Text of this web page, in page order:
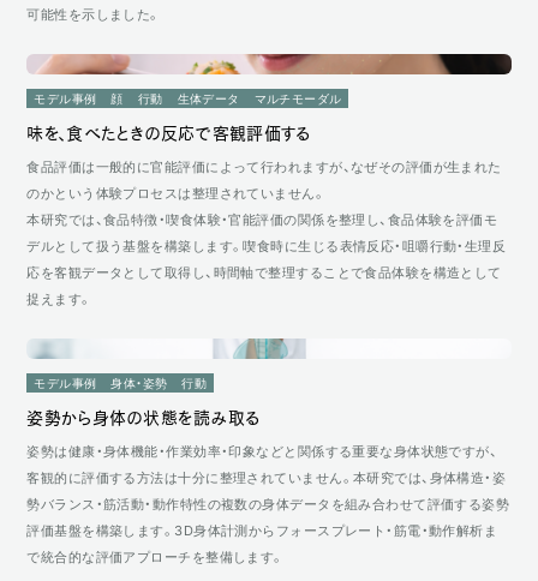
体験評価
コンディション評価
感性評価
評価手法開発
計測環境構築
Industry
食品・飲料
研究・アカデミア
製造・プロダクト
汎用
Usage
可能性を示しました。
モデル事例 顔 行動 生体データ マルチモーダル
味を、食べたときの反応で客観評価する
食品評価は一般的に官能評価によって行われますが、なぜその評価が生まれた
のかという体験プロセスは整理されていません。
本研究では、食品特徴・喫食体験・官能評価の関係を整理し、食品体験を評価モ
デルとして扱う基盤を構築します。喫食時に生じる表情反応・咀嚼行動・生理反
応を客観データとして取得し、時間軸で整理することで食品体験を構造として
捉えます。
モデル事例 身体・姿勢 行動
姿勢から身体の状態を読み取る
姿勢は健康・身体機能・作業効率・印象などと関係する重要な身体状態ですが、
客観的に評価する方法は十分に整理されていません。本研究では、身体構造・姿
勢バランス・筋活動・動作特性の複数の身体データを組み合わせて評価する姿勢
評価基盤を構築します。3D身体計測からフォースプレート・筋電・動作解析ま
で統合的な評価アプローチを整備します。